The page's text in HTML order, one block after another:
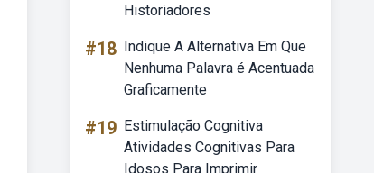
Historiadores
#18 Indique A Alternativa Em Que
Nenhuma Palavra é Acentuada
Graficamente
#19 Estimulação Cognitiva
Atividades Cognitivas Para
Idosos Para Imprimir